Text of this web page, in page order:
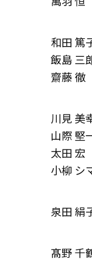
和田 篤
飯島 三
齋藤 徹
川見 美
山際 堅
太田 宏
小柳 シ
泉田 絹
髙野 千